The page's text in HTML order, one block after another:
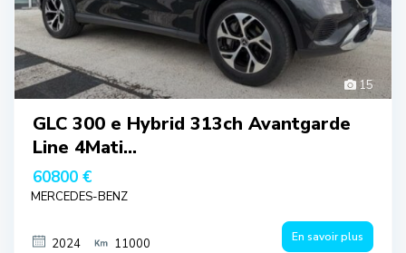
15
GLC 300 e Hybrid 313ch Avantgarde
Line 4Mati...
60800 €
MERCEDES-BENZ
2024 11000 En savoir plus